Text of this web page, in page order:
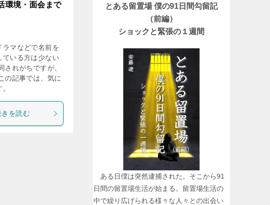
環境・面会まで
ラマなどで名前を
ている方は少ない
れがちですが、
の記事では、気に
きを読む
とある留置場 僕の91日間勾留記
（前編）
ショックと緊張の１週間
ある日僕は突然逮捕された。そこから91
日間の留置場生活が始まる。留置場生活の
中で繰り広げられる様々な人々との出会い